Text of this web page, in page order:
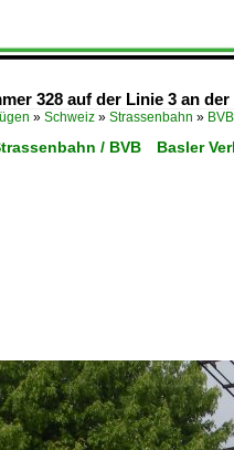
328 auf der Linie 3 an
» Schweiz » Strassenbahn »
/ BVB Basler